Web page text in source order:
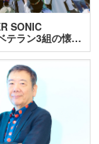
SONIC
テラン3組の懐…